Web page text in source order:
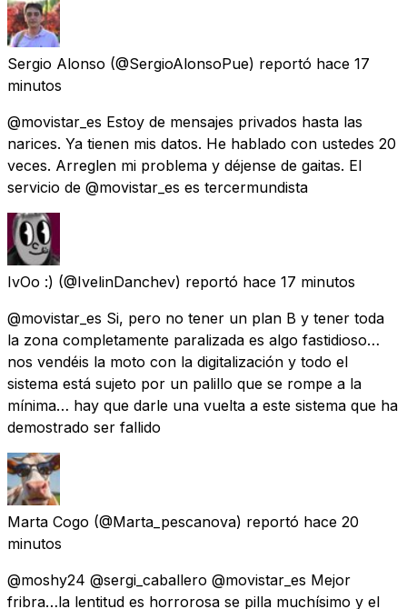
Sergio Alonso (@SergioAlonsoPue) reportó hace 17
minutos
@movistar_es Estoy de mensajes privados hasta las
narices. Ya tienen mis datos. He hablado con ustedes 20
veces. Arreglen mi problema y déjense de gaitas. El
servicio de @movistar_es es tercermundista
IvOo :) (@IvelinDanchev) reportó hace 17 minutos
@movistar_es Si, pero no tener un plan B y tener toda
la zona completamente paralizada es algo fastidioso…
nos vendéis la moto con la digitalización y todo el
sistema está sujeto por un palillo que se rompe a la
mínima… hay que darle una vuelta a este sistema que ha
demostrado ser fallido
Marta Cogo (@Marta_pescanova) reportó hace 20
minutos
@moshy24 @sergi_caballero @movistar_es Mejor
fribra…la lentitud es horrorosa se pilla muchísimo y el